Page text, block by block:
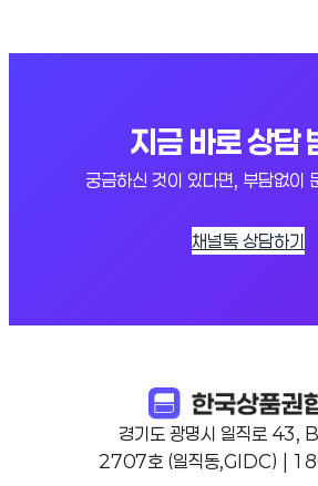
지금 바로 상담
궁금하신 것이 있다면, 부담없이
채널톡 상담하기
경기도 광명시 일직로 43,
2707호 (일직동,GIDC) |